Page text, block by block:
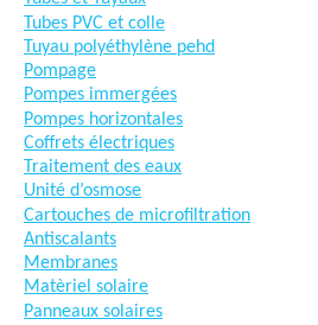
Tubes PVC et colle
Tuyau polyéthylène pehd
Pompage
Pompes immergées
Pompes horizontales
Coffrets électriques
Traitement des eaux
Unité d’osmose
Cartouches de microfiltration
Antiscalants
Membranes
Matèriel solaire
Panneaux solaires